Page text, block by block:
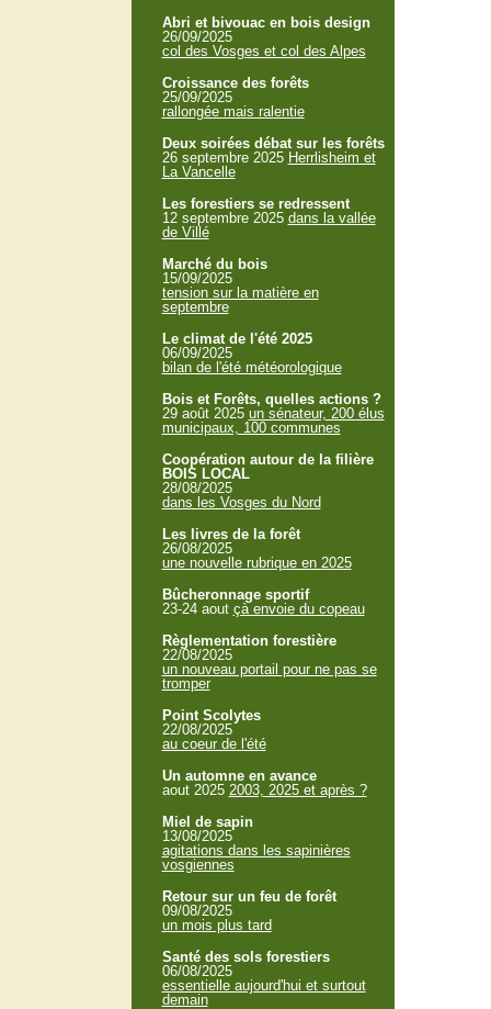
Abri et bivouac en bois design
26/09/2025
col des Vosges et col des Alpes
Croissance des forêts
25/09/2025
rallongée mais ralentie
Deux soirées débat sur les forêts
26 septembre 2025 Herrlisheim et
La Vancelle
Les forestiers se redressent
12 septembre 2025 dans la vallée
de Villé
Marché du bois
15/09/2025
tension sur la matière en
septembre
Le climat de l'été 2025
06/09/2025
bilan de l'été météorologique
Bois et Forêts, quelles actions ?
29 août 2025 un sénateur, 200 élus
municipaux, 100 communes
Coopération autour de la filière
BOIS LOCAL
28/08/2025
dans les Vosges du Nord
Les livres de la forêt
26/08/2025
une nouvelle rubrique en 2025
Bûcheronnage sportif
23-24 aout çà envoie du copeau
Règlementation forestière
22/08/2025
un nouveau portail pour ne pas se
tromper
Point Scolytes
22/08/2025
au coeur de l'été
Un automne en avance
aout 2025 2003, 2025 et après ?
Miel de sapin
13/08/2025
agitations dans les sapinières
vosgiennes
Retour sur un feu de forêt
09/08/2025
un mois plus tard
Santé des sols forestiers
06/08/2025
essentielle aujourd'hui et surtout
demain